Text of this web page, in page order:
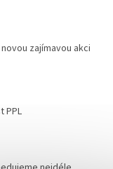
zajímavou akci
PPL